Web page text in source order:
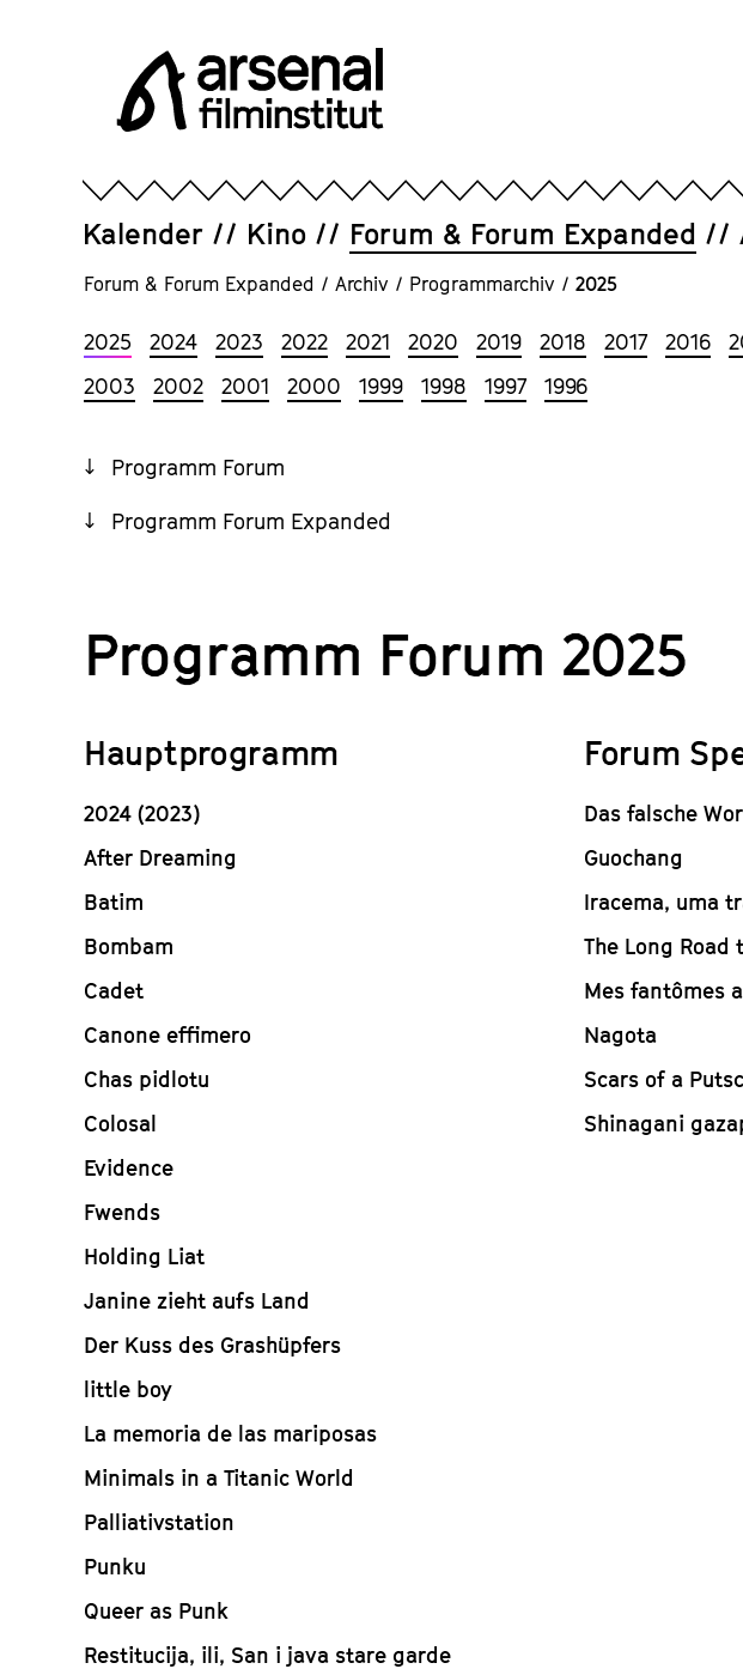
Filminstitut
Kalender Kino Forum & Forum Expanded
Forum & Forum Expanded / Archiv / Programmarchiv / 2025
2025 2024 2023 2022 2021 2020 2019 2018 2017 2016
2003
2002 2001 2000 1999 1998 1997 1996
Zum
springen
Programm Forum
Programm Forum Expanded
Programm Forum 2025
Hauptprogramm
2024 (2023)
After Dreaming
Batim
Bombam
Cadet
Canone effimero
Chas pidlotu
Colosal
Evidence
Fwends
Holding Liat
Janine zieht aufs Land
Der Kuss des Grashüpfers
little boy
La memoria de las mariposas
Minimals in a Titanic World
Palliativstation
Punku
Queer as Punk
Restitucija, ili, San i java stare garde
Forum
Das falsche
Guochang
Iracema, uma
The Long
Mes fantômes
Nagota
Scars of a
Shinagani